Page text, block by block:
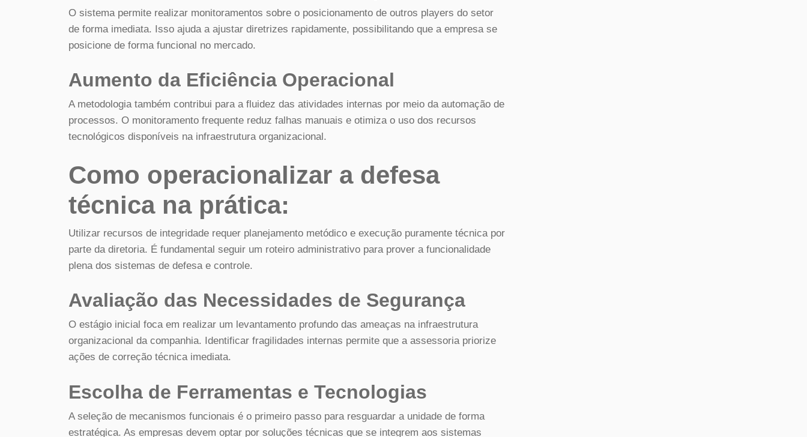
O sistema permite realizar monitoramentos sobre o posicionamento de outros players do setor
de forma imediata. Isso ajuda a ajustar diretrizes rapidamente, possibilitando que a empresa se
posicione de forma funcional no mercado.
Aumento da Eficiência Operacional
A metodologia também contribui para a fluidez das atividades internas por meio da automação de
processos. O monitoramento frequente reduz falhas manuais e otimiza o uso dos recursos
tecnológicos disponíveis na infraestrutura organizacional.
Como operacionalizar a defesa
técnica na prática:
Utilizar recursos de integridade requer planejamento metódico e execução puramente técnica por
parte da diretoria. É fundamental seguir um roteiro administrativo para prover a funcionalidade
plena dos sistemas de defesa e controle.
Avaliação das Necessidades de Segurança
O estágio inicial foca em realizar um levantamento profundo das ameaças na infraestrutura
organizacional da companhia. Identificar fragilidades internas permite que a assessoria priorize
ações de correção técnica imediata.
Escolha de Ferramentas e Tecnologias
A seleção de mecanismos funcionais é o primeiro passo para resguardar a unidade de forma
estratégica. As empresas devem optar por soluções técnicas que se integrem aos sistemas